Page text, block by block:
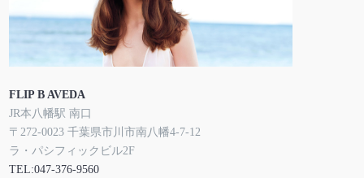
FLIP B AVEDA
JR本八幡駅 南口
〒272-0023 千葉県市川市南八幡4-7-12
ラ・パシフィックビル2F
TEL:047-376-9560